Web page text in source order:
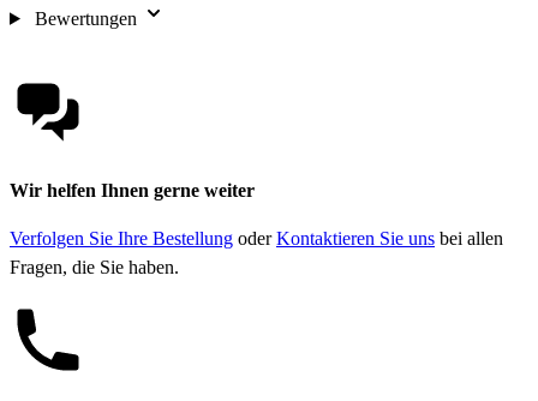
Bewertungen
Wir helfen Ihnen gerne weiter
Verfolgen Sie Ihre Bestellung oderKontaktieren Sie uns bei allen
Fragen, die Sie haben.